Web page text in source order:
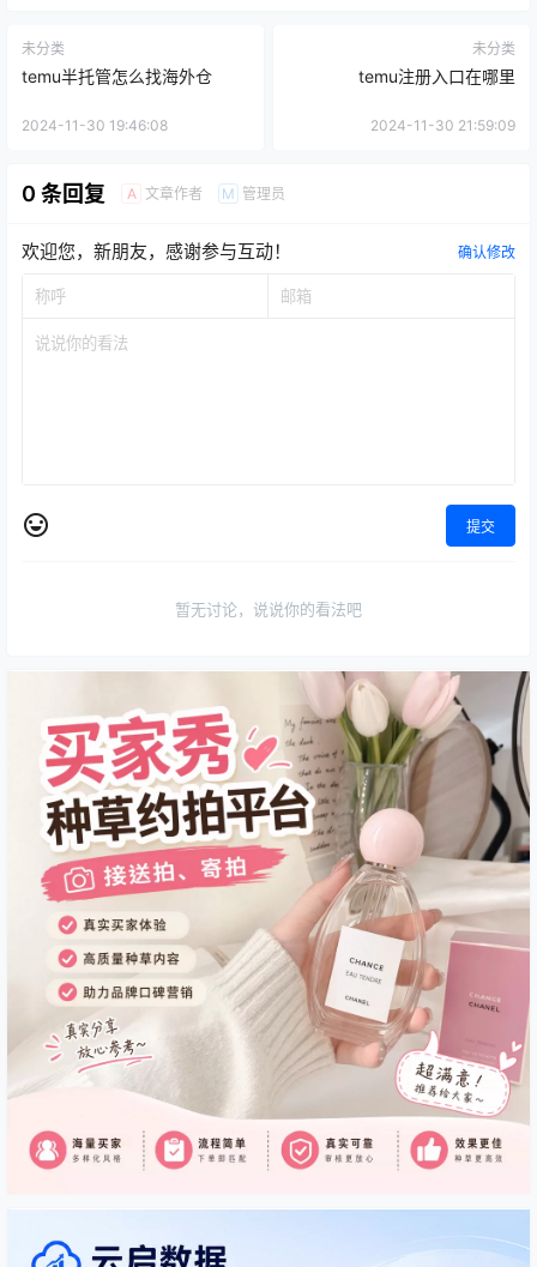
未分类
temu半托管怎么找海外仓
2024-11-30 19:46:08
未分类
temu注册入口在哪里
2024-11-30 21:59:09
0 条回复 A 文章作者 M 管理员
欢迎您，新朋友，感谢参与互动！ 确认修改
提交
暂无讨论，说说你的看法吧